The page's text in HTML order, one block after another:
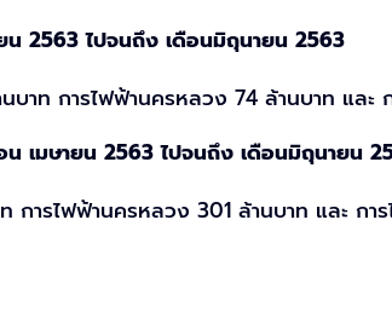
น 2563 ไปจนถึง เดือนมิถุนายน 2563
บาท การไฟฟ้านครหลวง 74 ล้านบาท แล
น เมษายน 2563 ไปจนถึง เดือนมิถุนายน
การไฟฟ้านครหลวง 301 ล้านบาท และ ก